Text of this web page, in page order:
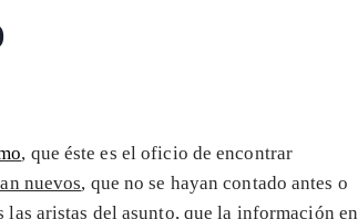
, que éste es el oficio de encontrar
nuevos, que no se hayan contado antes o
aristas del asunto, que la información en